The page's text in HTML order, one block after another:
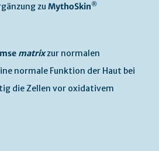
zu MythoSkin®
matrixzur normalen
normale Funktion der Haut bei
die Zellen vor oxidativem